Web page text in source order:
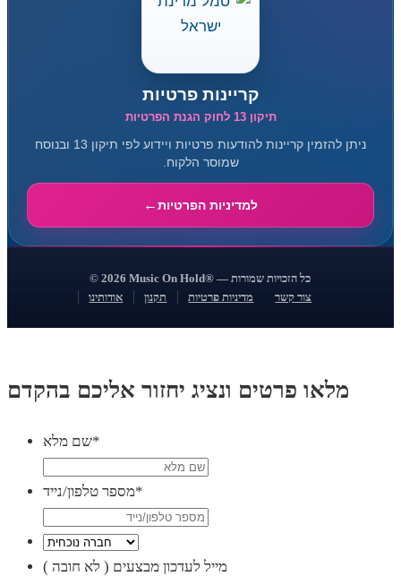
קריינות פרטיות
תיקון 13 לחוק הגנת הפרטיות
ניתן להזמין קריינות להודעות פרטיות ויידוע לפי תיקון 13 ובנוסח
שמוסר הלקוח.
למדיניות הפרטיות
© 2026 Music On Hold® — כל הזכויות שמורות
אודותינו
תקנון מדיניות פרטיות צור קשר
מלאו פרטים ונציג יחזור אליכם בהקדם
שם מלא*
מספר טלפון/נייד*
( מייל לעדכון מבצעים ( לא חובה